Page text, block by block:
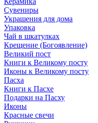
Сувениры
Украшения для дома
Упаковка
Чай в шкатулках
Крещение (Богоявление)
Великий пост
Книги к Великому посту
Иконы к Великому посту
Пасха
Книги к Пасхе
Подарки на Пасху
Иконы
Красные свечи